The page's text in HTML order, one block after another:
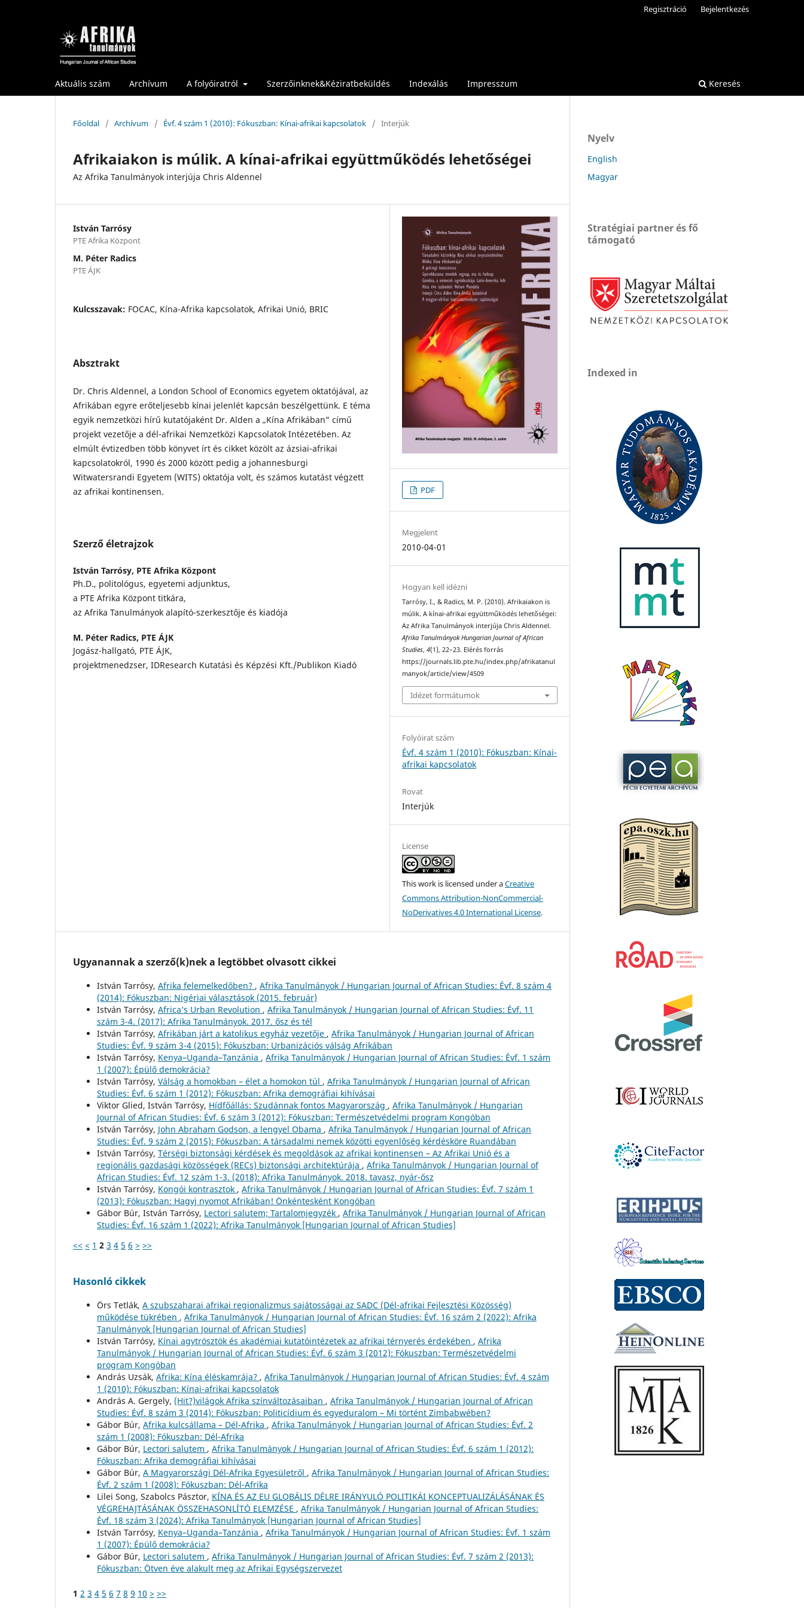
Aktuális szám Archívum A folyóiratról Szerzőinknek&Kéziratbeküldés Indexálás Impresszum Keresés
Regisztráció Bejelentkezés
Főoldal / Archívum / Évf. 4 szám 1 (2010): Fókuszban: Kínai-afrikai kapcsolatok / Interjúk
Afrikaiakon is múlik. A kínai-afrikai együttműködés lehetőségei
Az Afrika Tanulmányok interjúja Chris Aldennel
István Tarrósy
PTE Afrika Központ
M. Péter Radics
PTE ÁJK
Kulcsszavak: FOCAC, Kína-Afrika kapcsolatok, Afrikai Unió, BRIC
Absztrakt
Dr. Chris Aldennel, a London School of Economics egyetem oktatójával, az
Afrikában egyre erőteljesebb kínai jelenlét kapcsán beszélgettünk. E téma
egyik nemzetközi hírű kutatójaként Dr. Alden a „Kína Afrikában” című
projekt vezetője a dél-afrikai Nemzetközi Kapcsolatok Intézetében. Az
elmúlt évtizedben több könyvet írt és cikket közölt az ázsiai-afrikai
kapcsolatokról, 1990 és 2000 között pedig a johannesburgi
Witwatersrandi Egyetem (WITS) oktatója volt, és számos kutatást végzett
az afrikai kontinensen.
Szerző életrajzok
István Tarrósy, PTE Afrika Központ
Ph.D., politológus, egyetemi adjunktus,
a PTE Afrika Központ titkára,
az Afrika Tanulmányok alapító-szerkesztője és kiadója
M. Péter Radics, PTE ÁJK
Jogász-hallgató, PTE ÁJK,
projektmenedzser, IDResearch Kutatási és Képzési Kft./Publikon Kiadó
PDF
Megjelent
2010-04-01
Hogyan kell idézni
Tarrósy, I., & Radics, M. P. (2010). Afrikaiakon is
múlik. A kínai-afrikai együttműködés lehetőségei:
Az Afrika Tanulmányok interjúja Chris Aldennel.
Afrika Tanulmányok Hungarian Journal of African
Studies,4(1), 22–23. Elérés forrás
https://journals.lib.pte.hu/index.php/afrikatanul
manyok/article/view/4509
Idézet formátumok
Folyóirat szám
Évf. 4 szám 1 (2010): Fókuszban: Kínai-
afrikai kapcsolatok
Rovat
Interjúk
License
This work is licensed under aCreative
Commons Attribution-NonCommercial-
NoDerivatives 4.0 International License.
Ugyanannak a szerző(k)nek a legtöbbet olvasott cikkei
István Tarrósy, Afrika felemelkedőben? , Afrika Tanulmányok / Hungarian Journal of African Studies: Évf. 8 szám 4
(2014): Fókuszban: Nigériai választások (2015. február)
István Tarrósy, Africa’s Urban Revolution , Afrika Tanulmányok / Hungarian Journal of African Studies: Évf. 11
szám 3-4. (2017): Afrika Tanulmányok. 2017. ősz és tél
István Tarrósy, Afrikában járt a katolikus egyház vezetője , Afrika Tanulmányok / Hungarian Journal of African
Studies: Évf. 9 szám 3-4 (2015): Fókuszban: Urbanizációs válság Afrikában
István Tarrósy, Kenya–Uganda–Tanzánia , Afrika Tanulmányok / Hungarian Journal of African Studies: Évf. 1 szám
1 (2007): Épülő demokrácia?
István Tarrósy, Válság a homokban – élet a homokon túl , Afrika Tanulmányok / Hungarian Journal of African
Studies: Évf. 6 szám 1 (2012): Fókuszban: Afrika demográfiai kihívásai
Viktor Glied, István Tarrósy, Hídfőállás: Szudánnak fontos Magyarország , Afrika Tanulmányok / Hungarian
Journal of African Studies: Évf. 6 szám 3 (2012): Fókuszban: Természetvédelmi program Kongóban
István Tarrósy, John Abraham Godson, a lengyel Obama , Afrika Tanulmányok / Hungarian Journal of African
Studies: Évf. 9 szám 2 (2015): Fókuszban: A társadalmi nemek közötti egyenlőség kérdésköre Ruandában
István Tarrósy, Térségi biztonsági kérdések és megoldások az afrikai kontinensen – Az Afrikai Unió és a
regionális gazdasági közösségek (RECs) biztonsági architektúrája , Afrika Tanulmányok / Hungarian Journal of
African Studies: Évf. 12 szám 1-3. (2018): Afrika Tanulmányok. 2018. tavasz, nyár-ősz
István Tarrósy, Kongói kontrasztok , Afrika Tanulmányok / Hungarian Journal of African Studies: Évf. 7 szám 1
(2013): Fókuszban: Hagyj nyomot Afrikában! Önkéntesként Kongóban
Gábor Búr, István Tarrósy, Lectori salutem; Tartalomjegyzék , Afrika Tanulmányok / Hungarian Journal of African
Studies: Évf. 16 szám 1 (2022): Afrika Tanulmányok [Hungarian Journal of African Studies]
<< < 1 2 3 4 5 6 > >>
Hasonló cikkek
Örs Tetlák, A szubszaharai afrikai regionalizmus sajátosságai az SADC (Dél-afrikai Fejlesztési Közösség)
működése tükrében , Afrika Tanulmányok / Hungarian Journal of African Studies: Évf. 16 szám 2 (2022): Afrika
Tanulmányok [Hungarian Journal of African Studies]
István Tarrósy, Kínai agytrösztök és akadémiai kutatóintézetek az afrikai térnyerés érdekében , Afrika
Tanulmányok / Hungarian Journal of African Studies: Évf. 6 szám 3 (2012): Fókuszban: Természetvédelmi
program Kongóban
András Uzsák, Afrika: Kína éléskamrája? , Afrika Tanulmányok / Hungarian Journal of African Studies: Évf. 4 szám
1 (2010): Fókuszban: Kínai-afrikai kapcsolatok
András A. Gergely, (Hit?)világok Afrika színváltozásaiban , Afrika Tanulmányok / Hungarian Journal of African
Studies: Évf. 8 szám 3 (2014): Fókuszban: Politicídium és egyeduralom – Mi történt Zimbabwében?
Gábor Búr, Afrika kulcsállama – Dél-Afrika , Afrika Tanulmányok / Hungarian Journal of African Studies: Évf. 2
szám 1 (2008): Fókuszban: Dél-Afrika
Gábor Búr, Lectori salutem , Afrika Tanulmányok / Hungarian Journal of African Studies: Évf. 6 szám 1 (2012):
Fókuszban: Afrika demográfiai kihívásai
Gábor Búr, A Magyarországi Dél-Afrika Egyesületről , Afrika Tanulmányok / Hungarian Journal of African Studies:
Évf. 2 szám 1 (2008): Fókuszban: Dél-Afrika
Lilei Song, Szabolcs Pásztor, KÍNA ÉS AZ EU GLOBÁLIS DÉLRE IRÁNYULÓ POLITIKÁI KONCEPTUALIZÁLÁSÁNAK ÉS
VÉGREHAJTÁSÁNAK ÖSSZEHASONLÍTÓ ELEMZÉSE , Afrika Tanulmányok / Hungarian Journal of African Studies:
Évf. 18 szám 3 (2024): Afrika Tanulmányok [Hungarian Journal of African Studies]
István Tarrósy, Kenya–Uganda–Tanzánia , Afrika Tanulmányok / Hungarian Journal of African Studies: Évf. 1 szám
1 (2007): Épülő demokrácia?
Gábor Búr, Lectori salutem , Afrika Tanulmányok / Hungarian Journal of African Studies: Évf. 7 szám 2 (2013):
Fókuszban: Ötven éve alakult meg az Afrikai Egységszervezet
1 2 3 4 5 6 7 8 9 10 > >>
Nyelv
English
Magyar
Stratégiai partner és fő
támogató
Indexed in